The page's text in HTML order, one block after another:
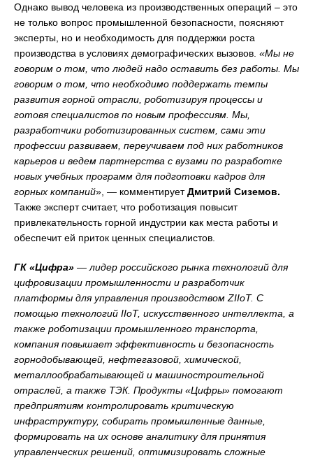
Однако вывод человека из производственных операций – это
не только вопрос промышленной безопасности, поясняют
эксперты, но и необходимость для поддержки роста
производства в условиях демографических вызовов. «Мы не
говорим о том, что людей надо оставить без работы. Мы
говорим о том, что необходимо поддержать темпы
развития горной отрасли, роботизируя процессы и
готовя специалистов по новым профессиям. Мы,
разработчики роботизированных систем, сами эти
профессии развиваем, переучиваем под них работников
карьеров и ведем партнерства с вузами по разработке
новых учебных программ для подготовки кадров для
горных компаний», — комментируетДмитрий Сиземов.
Также эксперт считает, что роботизация повысит
привлекательность горной индустрии как места работы и
обеспечит ей приток ценных специалистов.
ГК «Цифра» — лидер российского рынка технологий для
цифровизации промышленности и разработчик
платформы для управления производством ZIIoT. С
помощью технологий IIoT, искусственного интеллекта, а
также роботизации промышленного транспорта,
компания повышает эффективность и безопасность
горнодобывающей, нефтегазовой, химической,
металлообрабатывающей и машиностроительной
отраслей, а также ТЭК. Продукты «Цифры» помогают
предприятиям контролировать критическую
инфраструктуру, собирать промышленные данные,
формировать на их основе аналитику для принятия
управленческих решений, оптимизировать сложные